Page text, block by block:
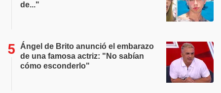
de..."
Ángel de Brito anunció el embarazo
de una famosa actriz: "No sabían
cómo esconderlo"